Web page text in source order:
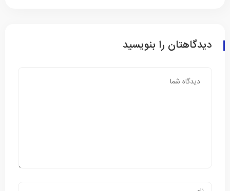
دیدگاهتان را بنویسید